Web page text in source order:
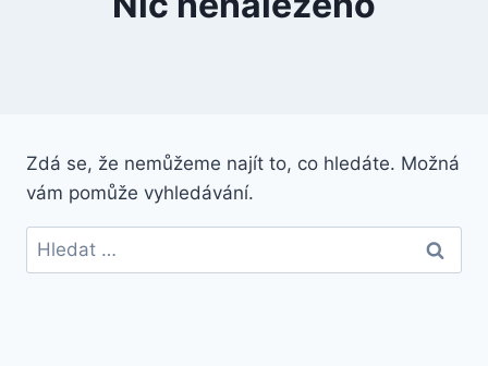
Zdá se, že nemůžeme najít to, co hledáte. Možná
vám pomůže vyhledávání.
Vyhledávání